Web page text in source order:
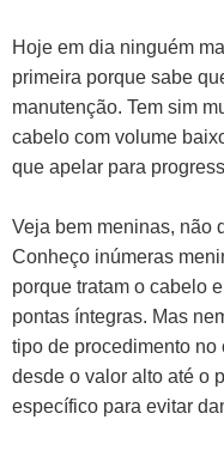
Hoje em dia ninguém
primeira porque sabe
manutenção. Tem sim
cabelo com volume
que apelar para
Veja bem meninas, não
Conheço inúmeras
porque tratam o cabelo
pontas íntegras. Mas
tipo de procedimento
desde o valor alto até o
específico para evitar